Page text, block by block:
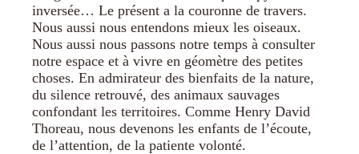
inversée… Le présent a la couronne de travers.
Nous aussi nous entendons mieux les oiseaux.
Nous aussi nous passons notre temps à consulter
notre espace et à vivre en géomètre des petites
choses. En admirateur des bienfaits de la nature,
du silence retrouvé, des animaux sauvages
confondant les territoires. Comme Henry David
Thoreau, nous devenons les enfants de l’écoute,
de l’attention, de la patiente volonté.